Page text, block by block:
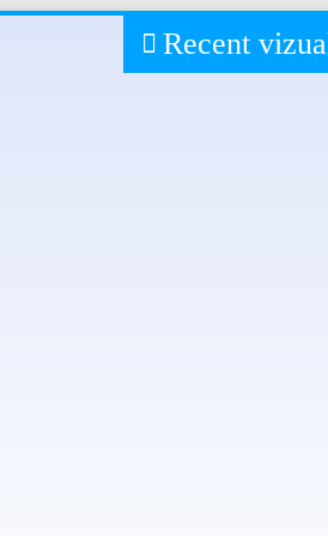
Ministerului Educației și Cercetării;
ului prezent în interiorul volumului
legătură atât cu conținuturile
Recent